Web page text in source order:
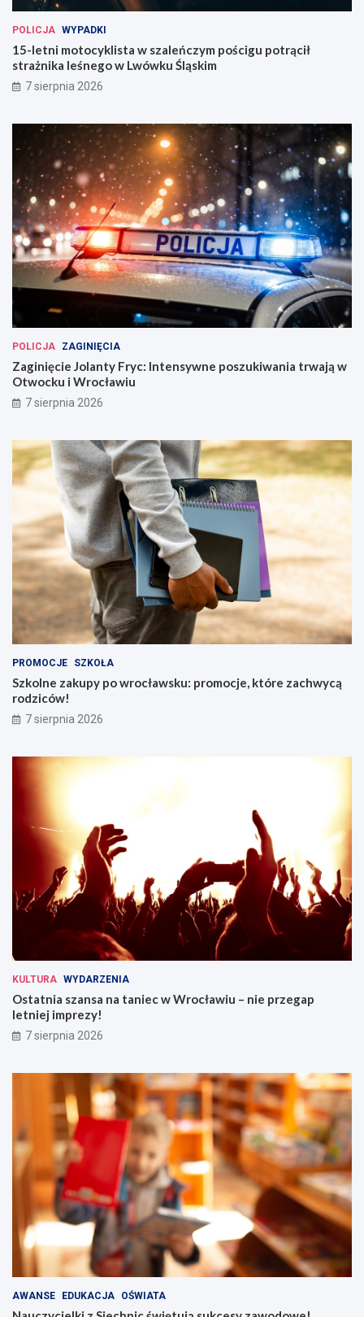
POLICJA WYPADKI
15-letni motocyklista w szaleńczym pościgu potrącił
strażnika leśnego w Lwówku Śląskim
7 sierpnia 2026
POLICJA ZAGINIĘCIA
Zaginięcie Jolanty Fryc: Intensywne poszukiwania trwają w
Otwocku i Wrocławiu
7 sierpnia 2026
PROMOCJE SZKOŁA
Szkolne zakupy po wrocławsku: promocje, które zachwycą
rodziców!
7 sierpnia 2026
KULTURA WYDARZENIA
Ostatnia szansa na taniec w Wrocławiu – nie przegap
letniej imprezy!
7 sierpnia 2026
AWANSE EDUKACJA OŚWIATA